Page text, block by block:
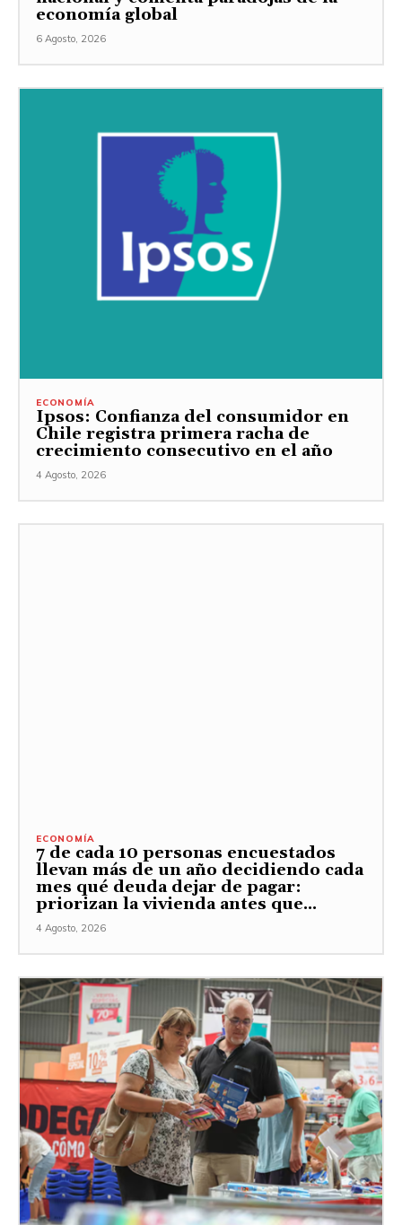
economía global
6 Agosto, 2026
ECONOMÍA
Ipsos: Confianza del consumidor en
Chile registra primera racha de
crecimiento consecutivo en el año
4 Agosto, 2026
ECONOMÍA
7 de cada 10 personas encuestados
llevan más de un año decidiendo cada
mes qué deuda dejar de pagar:
priorizan la vivienda antes que...
4 Agosto, 2026